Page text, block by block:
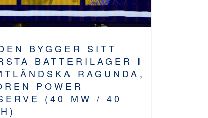
BYGGER SITT
BATTERILAGER I
RAGUNDA,
POWER
(40 MW / 40